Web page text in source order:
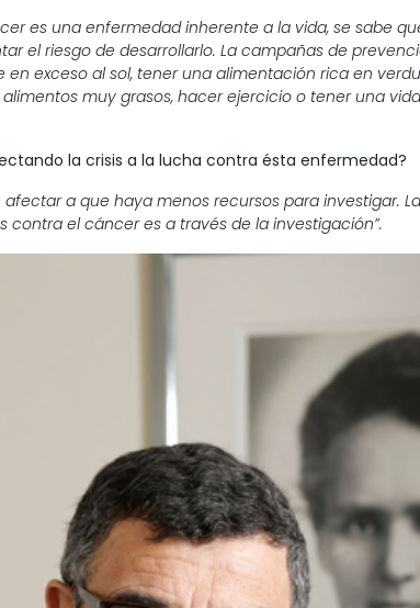
es una enfermedad inherente a la vida, se sabe
el riesgo de desarrollarlo. La campañas de
en exceso al sol, tener una alimentación rica en
muy grasos, hacer ejercicio o tener una
la crisis a la lucha contra ésta enfermedad?
afectar a que haya menos recursos para investigar.
contra el cáncer es a través de la investigación”.